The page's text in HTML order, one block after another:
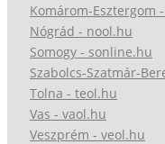
Komárom-Esztergom
Nógrád - nool.hu
Somogy - sonline.hu
Szabolcs-Szatmár-
Tolna - teol.hu
Vas - vaol.hu
Veszprém - veol.hu